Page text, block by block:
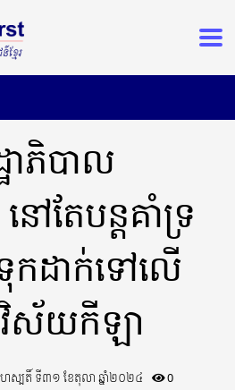
ឋាភិបាល
តែបន្តគាំទ្រ
កដាក់ទៅលើ
ស័យកីឡា
ហស្បតិ៍ ទី៣១ ខែតុលា ឆ្នាំ២០២៤ 0